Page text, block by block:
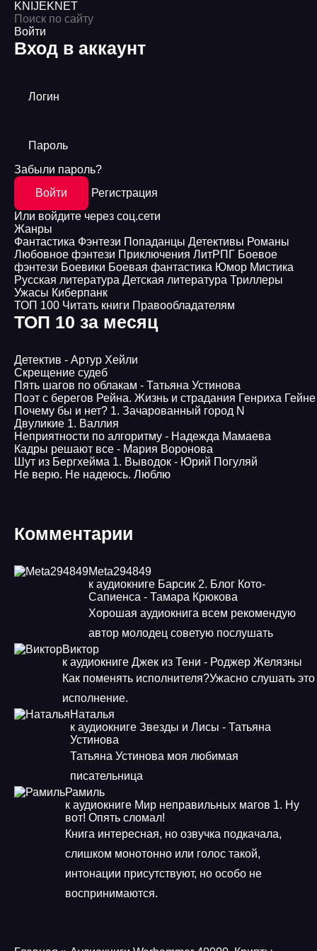
KNIJEKNET
Войти
Вход в аккаунт
Логин
Пароль
Забыли пароль?
Войти
Регистрация
Или войдите через соц.сети
Жанры
Фантастика Фэнтези Попаданцы Детективы Романы
Любовное фэнтези Приключения ЛитРПГ Боевое
фэнтези Боевики Боевая фантастика Юмор Мистика
Русская литература Детская литература Триллеры
Ужасы Киберпанк
ТОП 100 Читать книги Правообладателям
ТОП 10 за месяц
Детектив - Артур Хейли
Скрещение судеб
Пять шагов по облакам - Татьяна Устинова
Поэт с берегов Рейна. Жизнь и страдания Генриха Гейне
Почему бы и нет? 1. Зачарованный город N
Двуликие 1. Валлия
Неприятности по алгоритму - Надежда Мамаева
Кадры решают все - Мария Воронова
Шут из Бергхейма 1. Выводок - Юрий Погуляй
Не верю. Не надеюсь. Люблю
Комментарии
Meta294849
к аудиокниге Барсик 2. Блог Кото-
Сапиенса - Тамара Крюкова
Хорошая аудиокнига всем рекомендую
автор молодец советую послушать
Виктор
к аудиокниге Джек из Тени - Роджер Желязны
Как поменять исполнителя?Ужасно слушать это
исполнение.
Наталья
к аудиокниге Звезды и Лисы - Татьяна
Устинова
Татьяна Устинова моя любимая
писательница
Рамиль
к аудиокниге Мир неправильных магов 1. Ну
вот! Опять сломал!
Книга интересная, но озвучка подкачала,
слишком монотонно или голос такой,
интонации присутствуют, но особо не
воспринимаются.